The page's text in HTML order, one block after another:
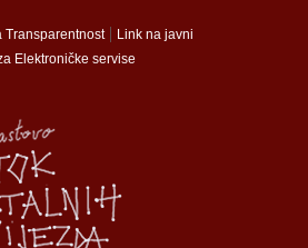
Transparentnost| Link na javni
Elektroničke servise